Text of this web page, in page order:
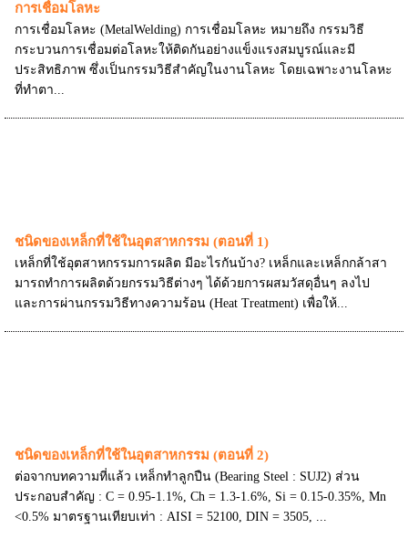
การเชื่อมโลหะ
การเชื่อมโลหะ (MetalWelding) การเชื่อมโลหะ หมายถึง กรรมวิธี
กระบวนการเชื่อมต่อโลหะให้ติดกันอย่างแข็งแรงสมบูรณ์และมี
ประสิทธิภาพ ซึ่งเป็นกรรมวิธีสำคัญในงานโลหะ โดยเฉพาะงานโลหะ
ที่ทำตา...
ชนิดของเหล็กที่ใช้ในอุตสาหกรรม (ตอนที่ 1)
เหล็กที่ใช้อุตสาหกรรมการผลิต มีอะไรกันบ้าง? เหล็กและเหล็กกล้าสา
มารถทําการผลิตด้วยกรรมวิธีต่างๆ ได้ด้วยการผสมวัสดุอื่นๆ ลงไป
และการผ่านกรรมวิธีทางความร้อน (Heat Treatment) เพื่อให้...
ชนิดของเหล็กที่ใช้ในอุตสาหกรรม (ตอนที่ 2)
ต่อจากบทความที่แล้ว เหล็กทำลูกปืน (Bearing Steel : SUJ2) ส่วน
ประกอบสำคัญ : C = 0.95-1.1%, Ch = 1.3-1.6%, Si = 0.15-0.35%, Mn
<0.5% มาตรฐานเทียบเท่า : AISI = 52100, DIN = 3505, ...